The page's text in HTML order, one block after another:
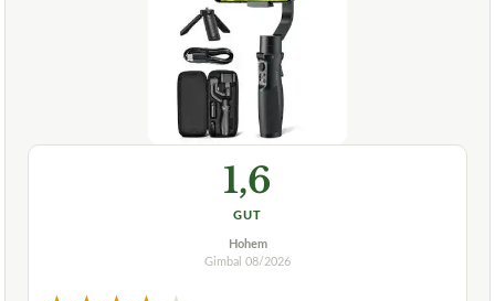
1,6
GUT
Hohem
Gimbal 08/2026